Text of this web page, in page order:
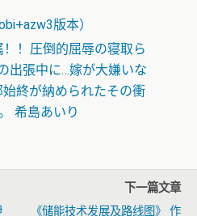
版本）
！圧倒的屈辱の寝取ら
出張中に…嫁が大嫌いな
終が納められたその衝
希島あいり
下一篇文章
《储能技术发展及路线图》 作